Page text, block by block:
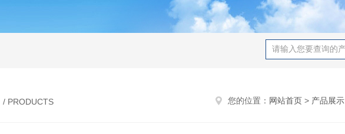
/ PRODUCTS 您的位置： 网站首页 > 产品展示